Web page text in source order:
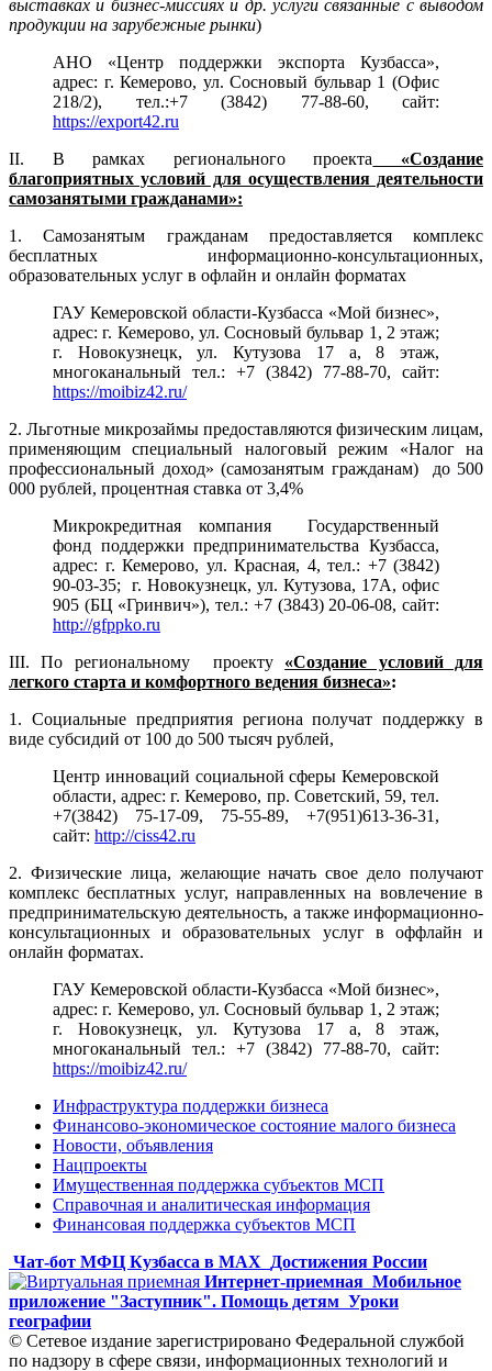
выставках и бизнес-миссиях и др. услуги связанные с выводом
продукции на зарубежные рынки)
АНО «Центр поддержки экспорта Кузбасса»,
адрес: г. Кемерово, ул. Сосновый бульвар 1 (Офис
218/2), тел.:+7 (3842) 77-88-60, сайт:
https://export42.ru
II. В рамках регионального проекта
«Создание
благоприятных условий для осуществления деятельности
самозанятыми гражданами»:
1. Самозанятым гражданам предоставляется комплекс
бесплатных информационно-консультационных,
образовательных услуг в офлайн и онлайн форматах
ГАУ Кемеровской области-Кузбасса «Мой бизнес»,
адрес: г. Кемерово, ул. Сосновый бульвар 1, 2 этаж;
г. Новокузнецк, ул. Кутузова 17 а, 8 этаж,
многоканальный тел.: +7 (3842) 77-88-70, сайт:
https://moibiz42.ru/
2. Льготные микрозаймы предоставляются физическим лицам,
применяющим специальный налоговый режим «Налог на
профессиональный доход» (самозанятым гражданам) до 500
000 рублей, процентная ставка от 3,4%
Микрокредитная компания Государственный
фонд поддержки предпринимательства Кузбасса,
адрес: г. Кемерово, ул. Красная, 4, тел.: +7 (3842)
90-03-35; г. Новокузнецк, ул. Кутузова, 17А, офис
905 (БЦ «Гринвич»), тел.: +7 (3843) 20-06-08, сайт:
http://gfppko.ru
III. По региональному проекту «Создание условий для
легкого старта и комфортного ведения бизнеса»:
1. Социальные предприятия региона получат поддержку в
виде субсидий от 100 до 500 тысяч рублей,
Центр инноваций социальной сферы Кемеровской
области, адрес: г. Кемерово, пр. Советский, 59, тел.
+7(3842) 75-17-09, 75-55-89, +7(951)613-36-31,
сайт: http://ciss42.ru
2. Физические лица, желающие начать свое дело получают
комплекс бесплатных услуг, направленных на вовлечение в
предпринимательскую деятельность, а также информационно-
консультационных и образовательных услуг в оффлайн и
онлайн форматах.
ГАУ Кемеровской области-Кузбасса «Мой бизнес»,
адрес: г. Кемерово, ул. Сосновый бульвар 1, 2 этаж;
г. Новокузнецк, ул. Кутузова 17 а, 8 этаж,
многоканальный тел.: +7 (3842) 77-88-70, сайт:
https://moibiz42.ru/
Инфраструктура поддержки бизнеса
Финансово-экономическое состояние малого бизнеса
Новости, объявления
Нацпроекты
Имущественная поддержка субъектов МСП
Справочная и аналитическая информация
Финансовая поддержка субъектов МСП
Чат-бот МФЦ Кузбасса в MAX
Достижения России
Интернет-приемная Мобильное
приложение "Заступник". Помощь детям Уроки
географии
© Сетевое издание зарегистрировано Федеральной службой
по надзору в сфере связи, информационных технологий и